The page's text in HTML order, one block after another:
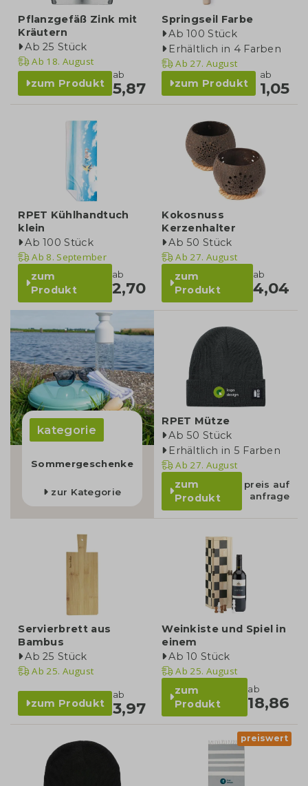
Pflanzgefäß Zink mit
Kräutern
Ab 25 Stück
Ab 18. August
zum Produkt
ab
5,87
Springseil Farbe
Ab 100 Stück
Erhältlich in 4 Farben
Ab 27. August
zum Produkt
ab
1,05
RPET Kühlhandtuch
klein
Ab 100 Stück
Ab 8. September
zum
Produkt
ab
2,70
Kokosnuss
Kerzenhalter
Ab 50 Stück
Ab 27. August
zum
Produkt
ab
4,04
kategorie
Sommergeschenke
zur Kategorie
RPET Mütze
Ab 50 Stück
Erhältlich in 5 Farben
Ab 27. August
zum
Produkt
preis auf
anfrage
Servierbrett aus
Bambus
Ab 25 Stück
Ab 25. August
zum Produkt
ab
3,97
Weinkiste und Spiel in
einem
Ab 10 Stück
Ab 25. August
zum
Produkt
ab
18,86
preiswert